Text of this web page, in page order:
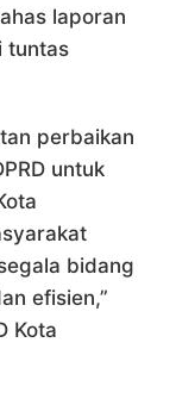
laporan
tuntas
perbaikan
untuk
bidang
efisien,”
Kota